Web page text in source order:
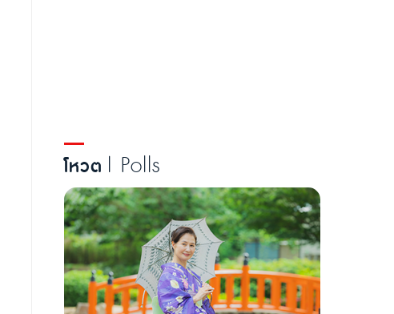
โหวต | Polls